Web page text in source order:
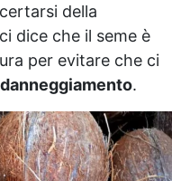
della
dice che il seme è
per evitare che ci
danneggiamento.